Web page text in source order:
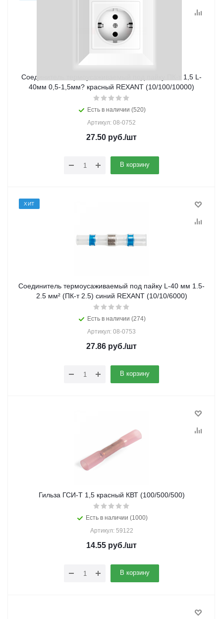
Соединитель термоусаживаемый под пайку ПК-т 1,5 L-
40мм 0,5-1,5мм? красный REXANT (10/100/10000)
Есть в наличии (520)
Артикул: 08-0752
27.50 руб./шт
В корзину
ХИТ
Соединитель термоусаживаемый под пайку L-40 мм 1.5-
2.5 мм² (ПК-т 2.5) синий REXANT (10/10/6000)
Есть в наличии (274)
Артикул: 08-0753
27.86 руб./шт
В корзину
Гильза ГСИ-Т 1,5 красный КВТ (100/500/500)
Есть в наличии (1000)
Артикул: 59122
14.55 руб./шт
В корзину